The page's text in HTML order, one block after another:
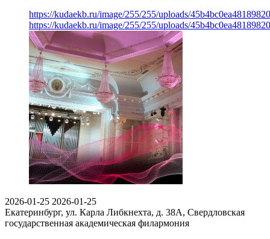
https://kudaekb.ru/image/255/255/uploads/
https://kudaekb.ru/image/255/255/uploads/
2026-01-25 2026-01-25
Екатеринбург, ул. Карла Либкнехта, д. 38А, Свердловская
государственная академическая филармония